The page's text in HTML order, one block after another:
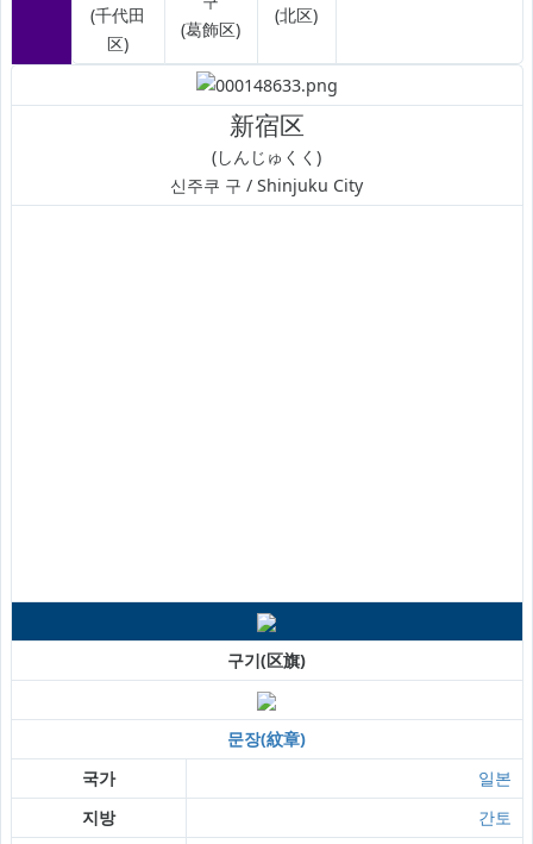
(千代田
区)
(葛飾区)
(北区)
新宿区
(しんじゅくく)
신주쿠 구 / Shinjuku City
구기(区旗)
문장(紋章)
국가
일본
지방
간토